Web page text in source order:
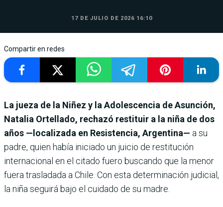
17 DE JULIO DE 2026 16:10
Compartir en redes
La jueza de la Niñez y la Adolescencia de Asunción,
Natalia Ortellado, rechazó restituir a la niña de dos
años —localizada en Resistencia, Argentina— a su
padre, quien había iniciado un juicio de restitución
internacional en el citado fuero buscando que la menor
fuera trasladada a Chile. Con esta determinación judicial,
la niña seguirá bajo el cuidado de su madre.